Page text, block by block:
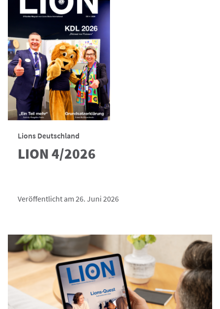
Lions Deutschland
LION 4/2026
Veröffentlicht am 26. Juni 2026